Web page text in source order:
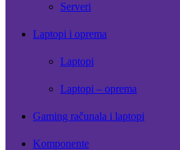
Serveri
Laptopi i oprema
Laptopi
Laptopi – oprema
Gaming računala i laptopi
Komponente